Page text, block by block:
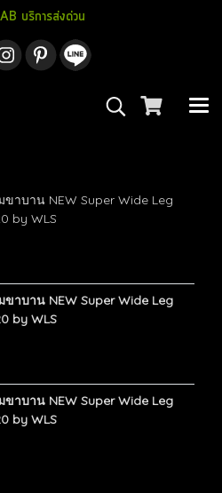
บริการส่งด่วน
ขาบาน NEW Super Wide Leg
by WLS
ขาบาน NEW Super Wide Leg
by WLS
ขาบาน NEW Super Wide Leg
by WLS